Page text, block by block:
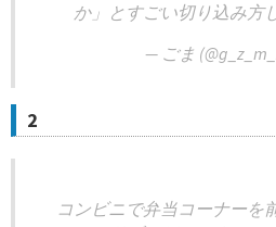
か」とすごい切り込み方
— ごま
2
コンビニで弁当コーナーを